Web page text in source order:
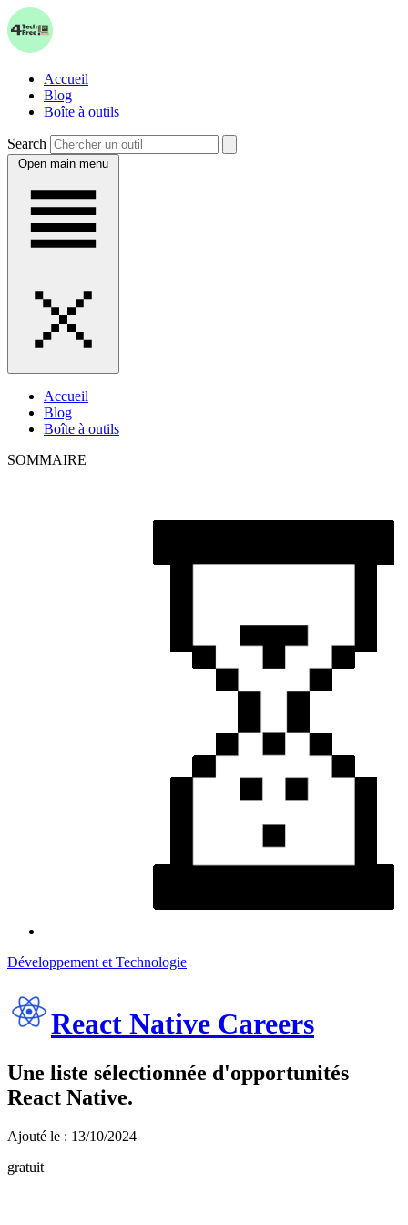
Accueil
Blog
Boîte à outils
Search
Open main menu
Accueil
Blog
Boîte à outils
SOMMAIRE
Développement et Technologie
React Native Careers
Une liste sélectionnée d'opportunités
React Native.
Ajouté le : 13/10/2024
gratuit